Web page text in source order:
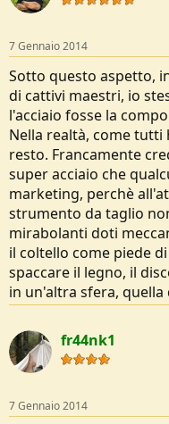
7 Gennaio 2014
Sotto questo aspetto,
di cattivi maestri, io
l'acciaio fosse la
Nella realtà, come
resto. Francamente
super acciaio che
marketing, perchè
strumento da taglio
mirabolanti doti
il coltello come piede
spaccare il legno, il
in un'altra sfera, quella
fr44nk1
7 Gennaio 2014